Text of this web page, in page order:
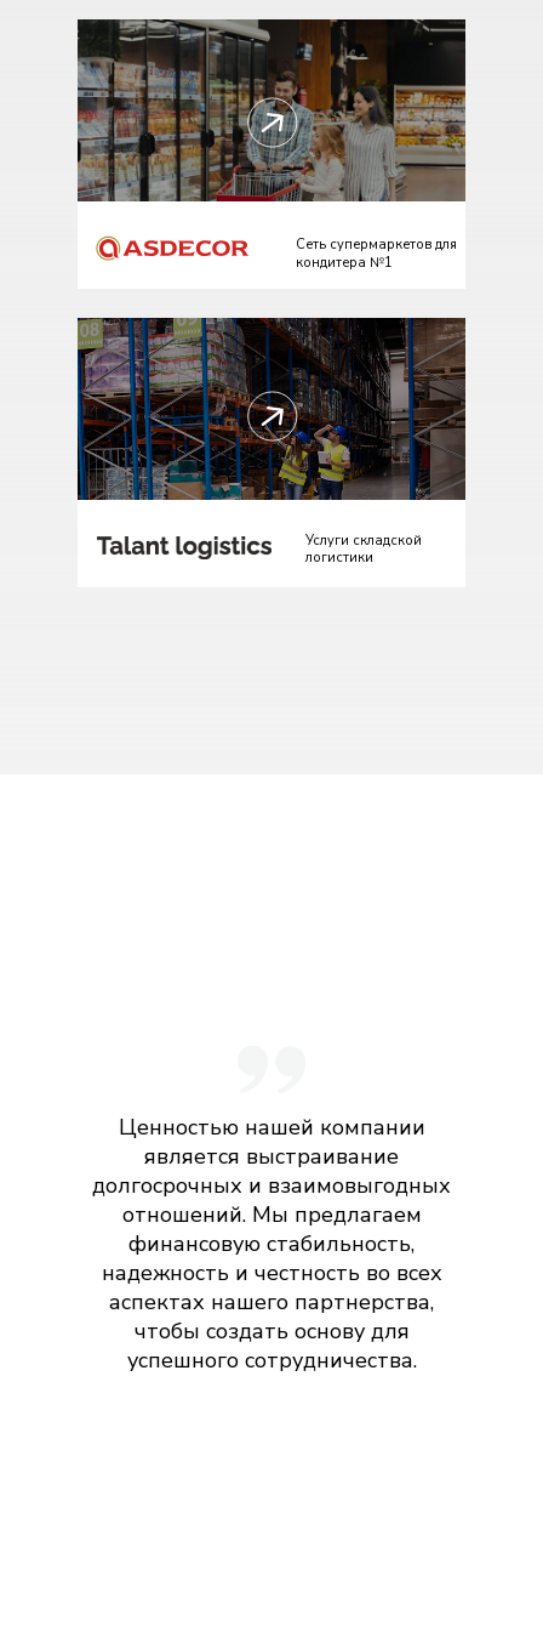
Сеть супермаркетов для
кондитера №1
Услуги складской
логистики
Ценностью нашей компании
является выстраивание
долгосрочных и взаимовыгодных
отношений. Мы предлагаем
финансовую стабильность,
надежность и честность во всех
аспектах нашего партнерства,
чтобы создать основу для
успешного сотрудничества.